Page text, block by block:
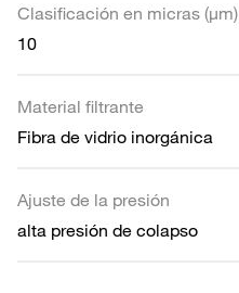
Clasificación en micras (µm)
10
Material filtrante
Fibra de vidrio inorgánica
Ajuste de la presión
alta presión de colapso